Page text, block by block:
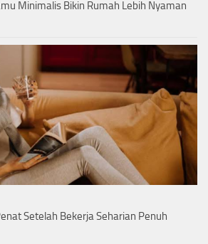
Minimalis Bikin Rumah Lebih Nyaman
Setelah Bekerja Seharian Penuh